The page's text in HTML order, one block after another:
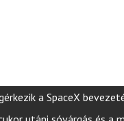
a SpaceX